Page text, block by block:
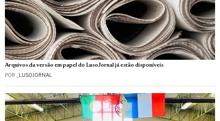
Arquivos da versão em papel do LusoJornal já estão disponíveis
POR _LUSOJORNAL